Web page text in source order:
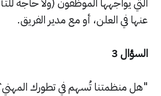
عنها في العلن، أو مع مدير الفريق.
السؤال 3
"هل منظمتنا تُسهم في تطورك